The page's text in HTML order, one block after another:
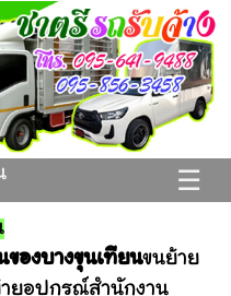
☰
ของบางขุนเทียนขนย้าย
ยอุปกรณ์สำนักงาน